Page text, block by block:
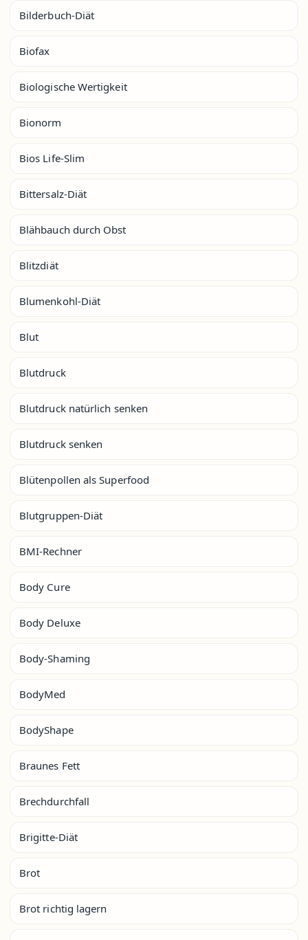
Bilderbuch-Diät
Biofax
Biologische Wertigkeit
Bionorm
Bios Life-Slim
Bittersalz-Diät
Blähbauch durch Obst
Blitzdiät
Blumenkohl-Diät
Blut
Blutdruck
Blutdruck natürlich senken
Blutdruck senken
Blütenpollen als Superfood
Blutgruppen-Diät
BMI-Rechner
Body Cure
Body Deluxe
Body-Shaming
BodyMed
BodyShape
Braunes Fett
Brechdurchfall
Brigitte-Diät
Brot
Brot richtig lagern